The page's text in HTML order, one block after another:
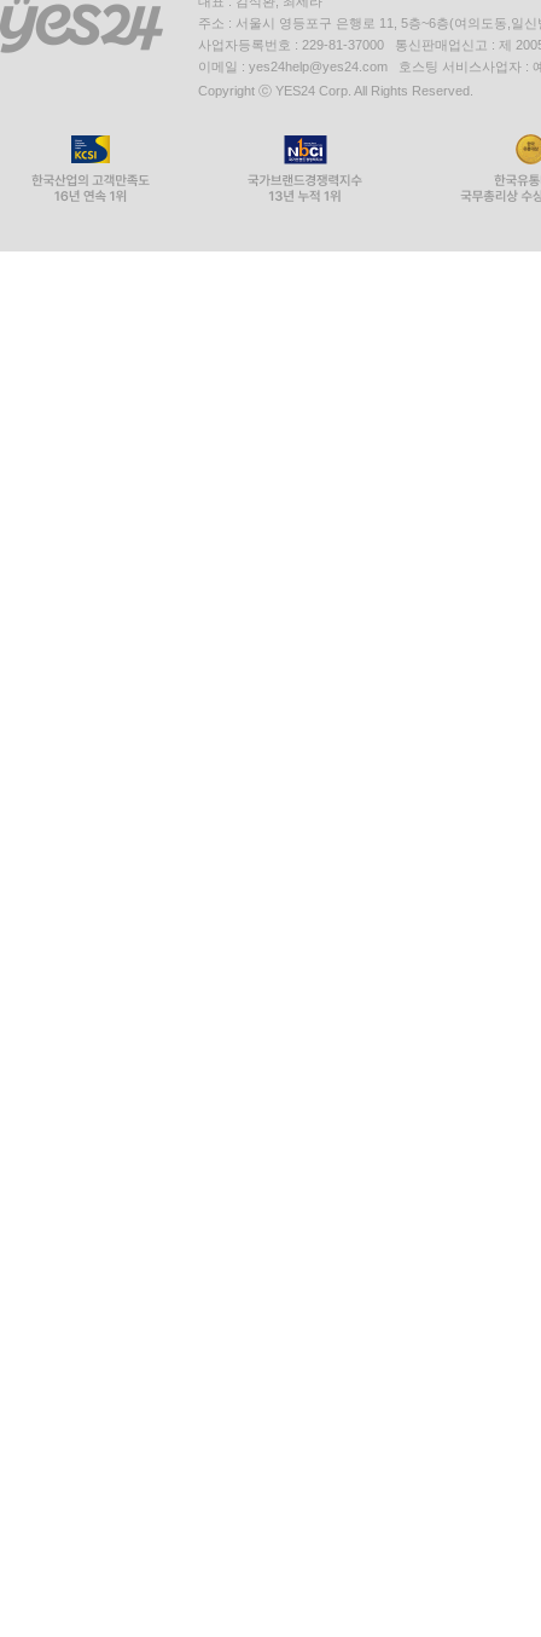
주소 : 서울시 영등포구 은행로 11, 5층~6층(여의도동,일신
사업자등록번호 : 229-81-37000 통신판매업신고 : 제
이메일 : yes24help@yes24.com 호스팅 서비스사업자 :
Copyright ⓒ YES24 Corp. All Rights Reserved.